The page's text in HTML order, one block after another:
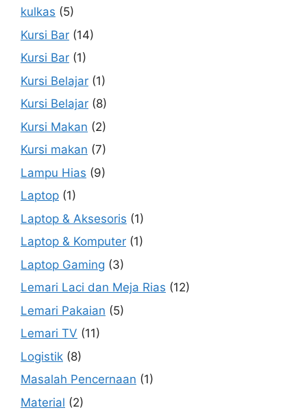
kulkas (5)
Kursi Bar (14)
Kursi Bar (1)
Kursi Belajar (1)
Kursi Belajar (8)
Kursi Makan (2)
Kursi makan (7)
Lampu Hias (9)
Laptop (1)
Laptop & Aksesoris (1)
Laptop & Komputer (1)
Laptop Gaming (3)
Lemari Laci dan Meja Rias (12)
Lemari Pakaian (5)
Lemari TV (11)
Logistik (8)
Masalah Pencernaan (1)
Material (2)